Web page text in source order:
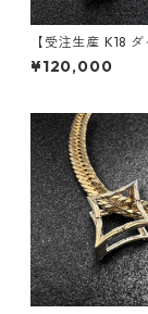
【受注生産 K18
ペンダント ｜ラン
50g喜平まで対応
¥120,000